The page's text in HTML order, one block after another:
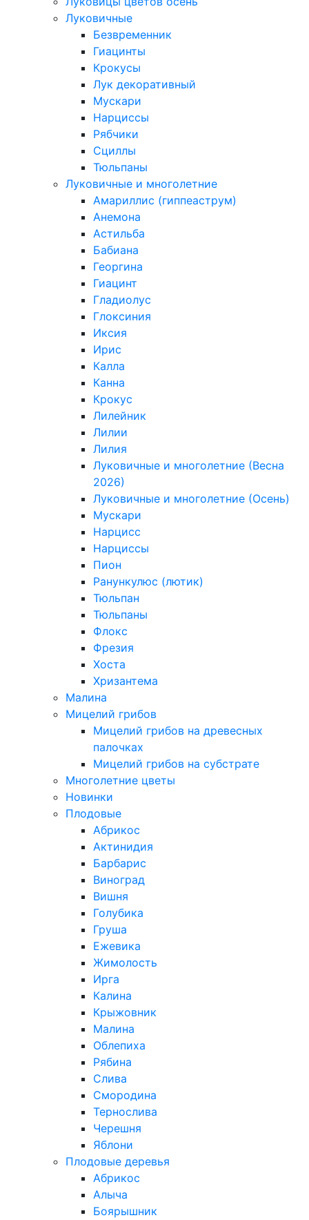
Луковичные
Безвременник
Гиацинты
Крокусы
Лук декоративный
Мускари
Нарциссы
Рябчики
Сциллы
Тюльпаны
Луковичные и многолетние
Амариллис (гиппеаструм)
Анемона
Астильба
Бабиана
Георгина
Гиацинт
Гладиолус
Глоксиния
Иксия
Ирис
Калла
Канна
Крокус
Лилейник
Лилии
Лилия
Луковичные и многолетние (Весна
2026)
Луковичные и многолетние (Осень)
Мускари
Нарцисс
Нарциссы
Пион
Ранункулюс (лютик)
Тюльпан
Тюльпаны
Флокс
Фрезия
Хоста
Хризантема
Малина
Мицелий грибов
Мицелий грибов на древесных
палочках
Мицелий грибов на субстрате
Многолетние цветы
Новинки
Плодовые
Абрикос
Актинидия
Барбарис
Виноград
Вишня
Голубика
Груша
Ежевика
Жимолость
Ирга
Калина
Крыжовник
Малина
Облепиха
Рябина
Слива
Смородина
Тернослива
Черешня
Яблони
Плодовые деревья
Абрикос
Алыча
Боярышник